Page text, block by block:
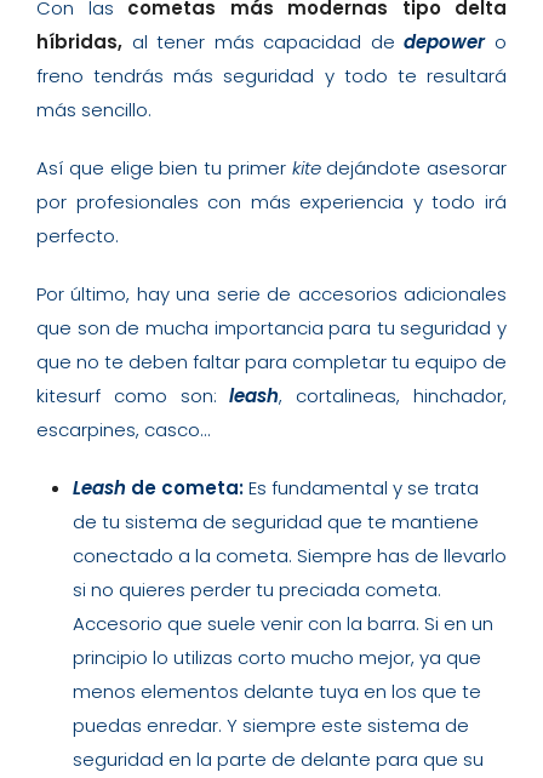
Con las cometas más modernas tipo delta
híbridas, al tener más capacidad dedepowero
freno tendrás más seguridad y todo te resultará
más sencillo.
Así que elige bien tu primerkitedejándote asesorar
por profesionales con más experiencia y todo irá
perfecto.
Por último, hay una serie de accesorios adicionales
que son de mucha importancia para tu seguridad y
que no te deben faltar para completar tu equipo de
kitesurf como son:leash, cortalineas, hinchador,
escarpines, casco…
Leash de cometa:Es fundamental y se trata
de tu sistema de seguridad que te mantiene
conectado a la cometa. Siempre has de llevarlo
si no quieres perder tu preciada cometa.
Accesorio que suele venir con la barra. Si en un
principio lo utilizas corto mucho mejor, ya que
menos elementos delante tuya en los que te
puedas enredar. Y siempre este sistema de
seguridad en la parte de delante para que su